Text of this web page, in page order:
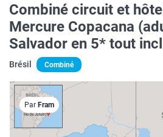
Combiné circuit et
Mercure Copacana
Salvador en 5* tout
Brésil Combiné
Par Fram